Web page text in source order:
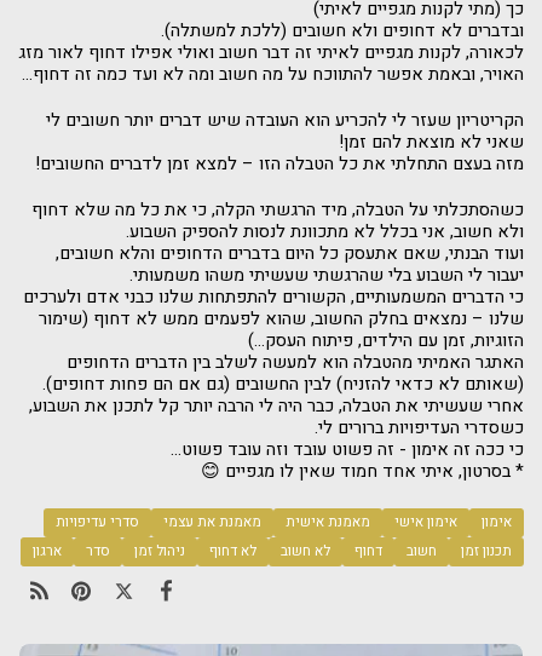
כך (מתי לקנות מגפיים לאיתי)
ובדברים לא דחופים ולא חשובים (ללכת למשתלה).
לכאורה, לקנות מגפיים לאיתי זה דבר חשוב ואולי אפילו דחוף לאור מזג
האויר, ובאמת אפשר להתווכח על מה חשוב ומה לא ועד כמה זה דחוף...
הקריטריון שעזר לי להכריע הוא העובדה שיש דברים יותר חשובים לי
שאני לא מוצאת להם זמן!
מזה בעצם התחלתי את כל הטבלה הזו – למצא זמן לדברים החשובים!
כשהסתכלתי על הטבלה, מיד הרגשתי הקלה, כי את כל מה שלא דחוף
ולא חשוב, אני בכלל לא מתכוונת לנסות להספיק השבוע.
ועוד הבנתי, שאם אתעסק כל היום בדברים הדחופים והלא חשובים,
יעבור לי השבוע בלי שהרגשתי שעשיתי משהו משמעותי.
כי הדברים המשמעותיים, הקשורים להתפתחות שלנו כבני אדם ולערכים
שלנו – נמצאים בחלק החשוב, שהוא לפעמים ממש לא דחוף (שימור
הזוגיות, זמן עם הילדים, פיתוח העסק...)
האתגר האמיתי מהטבלה הוא למעשה לשלב בין הדברים הדחופים
(שאותם לא כדאי להזניח) לבין החשובים (גם אם הם פחות דחופים).
אחרי שעשיתי את הטבלה, כבר היה לי הרבה יותר קל לתכנן את השבוע,
כשסדרי העדיפויות ברורים לי.
כי ככה זה אימון - זה פשוט עובד וזה עובד פשוט...
* בסרטון, איתי אחד חמוד שאין לו מגפיים 😊
אימון אימון אישי מאמנת אישית מאמנת את עצמי
סדרי עדיפויות
תכנון זמן
חשוב דחוף לא חשוב לא דחוף ניהול זמן סדר ארגון